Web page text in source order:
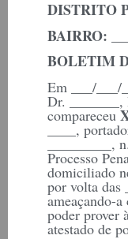
DISTRITO
BAIRRO:
BOLETIM
Em ___/___/
Dr. _______,
compareceu
____,
Processo
domiciliado
por volta das
ameaçando-
poder prover
atestado de